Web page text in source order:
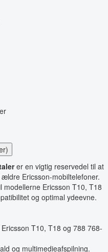
er en vigtig reservedel til at
Ericsson-mobiltelefoner.
modellerne Ericsson T10, T18
og optimal ydeevne.
T10, T18 og 788 768-
og multimedieafspilning.